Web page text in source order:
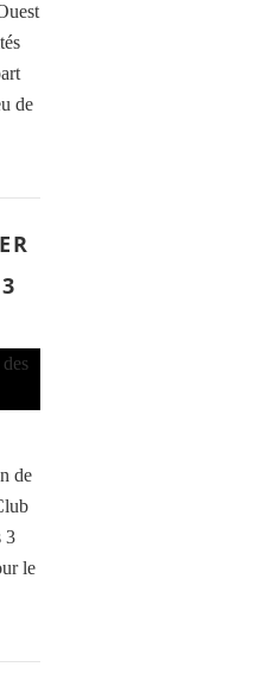
de
de
3
le